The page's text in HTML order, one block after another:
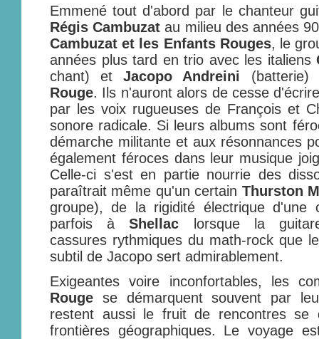
Emmené tout d'abord par le chanteur
Régis Cambuzat au milieu des années
Cambuzat et les Enfants Rouges, le
années plus tard en trio avec les italiens
chant) etJacopo Andreini
Rouge. Ils n'auront alors de cesse
par les voix rugueuses de François et
sonore radicale. Si leurs albums sont
démarche militante et aux résonnances
également féroces dans leur musique
Celle-ci s'est en partie nourrie des
paraîtrait même qu'un certain Thurston
groupe), de la rigidité électrique d'une
parfois àShellac lorsque la
cassures rythmiques du math-rock que
subtil de Jacopo sert admirablement.
Exigeantes voire inconfortables, les
Rouge se démarquent souvent par
restent aussi le fruit de rencontres se
frontières géographiques. Le voyage